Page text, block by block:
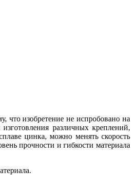
что изобретение не испробовано на
различных креплений,
цинка, можно менять скорость
прочности и гибкости материала